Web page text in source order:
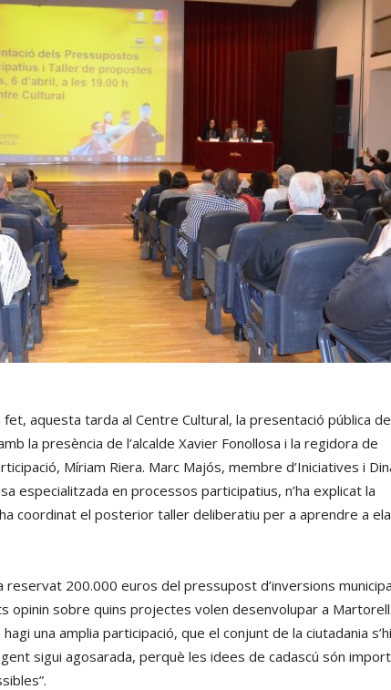
aquesta tarda al Centre Cultural, la presentació pública
la presència de l’alcalde Xavier Fonollosa i la regidora de
Míriam Riera. Marc Majós, membre d’Iniciatives i
especialitzada en processos participatius, n’ha explicat la
coordinat el posterior taller deliberatiu per a aprendre a
reservat 200.000 euros del pressupost d’inversions
opinin sobre quins projectes volen desenvolupar a Martorell.
una amplia participació, que el conjunt de la ciutadania
gent sigui agosarada, perquè les idees de cadascú són